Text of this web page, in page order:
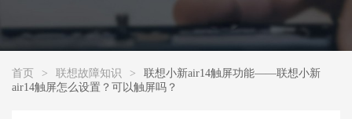
首页 > 联想故障知识 >
联想小新air14触屏功能——联想小新
air14触屏怎么设置？可以触屏吗？